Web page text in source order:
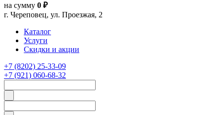
на сумму 0 ₽
г. Череповец, ул. Проезжая, 2
Каталог
Услуги
Скидки и акции
+7 (8202) 25-33-09
+7 (921) 060-68-32